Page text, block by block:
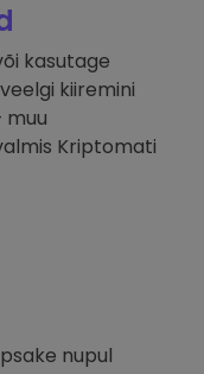
kasutage
kiiremini
muu
Kriptomati
nupul